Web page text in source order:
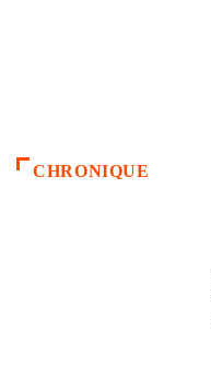
CHRONIQUE